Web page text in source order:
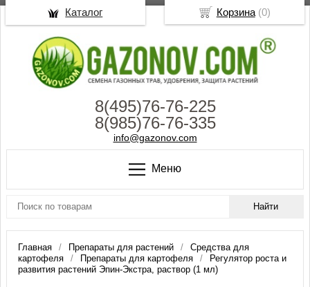
8(495)76-76-225
8(985)76-76-335
info@gazonov.com
Меню
Главная Препараты для растений
Средства для
картофеля
Препараты для картофеля
Регулятор роста и
развития растений Эпин-Экстра, раствор (1 мл)
Корзина(0)
Каталог